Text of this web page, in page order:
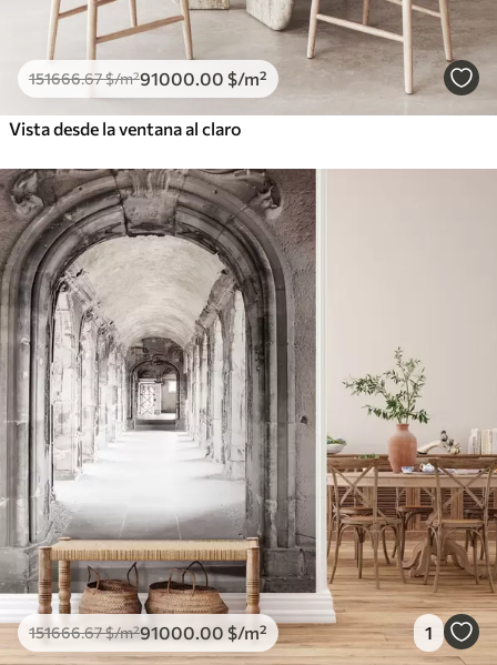
151666.67$/m²91000 .00 $/m²
Vista desde la ventana al claro
151666.67$/m²91000 .00 $/m² 1